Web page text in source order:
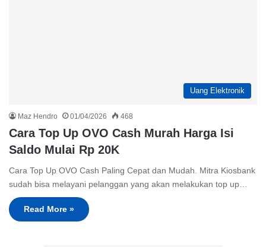
Uang Elektronik
Maz Hendro 01/04/2026 468
Cara Top Up OVO Cash Murah Harga Isi
Saldo Mulai Rp 20K
Cara Top Up OVO Cash Paling Cepat dan Mudah. Mitra Kiosbank
sudah bisa melayani pelanggan yang akan melakukan top up…
Read More »